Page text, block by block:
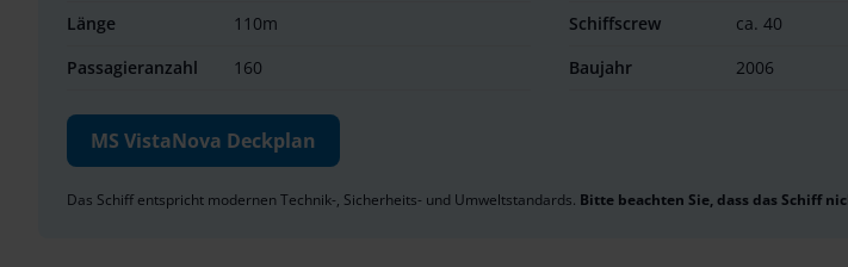
Länge
110m
Passagieranzahl
160
Schiffscrew
ca. 40
Baujahr
2006
MS VistaNova Deckplan
Das Schiff entspricht modernen Technik-, Sicherheits- und Umweltstandards. Bitte beachten Sie, dass das Schiff